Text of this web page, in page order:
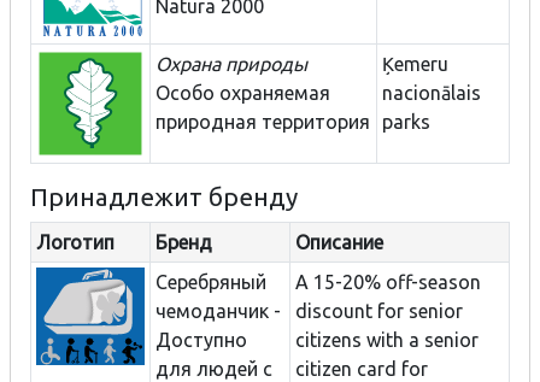
Natura 2000
Охрана природы
Особо охраняемая
природная территория
Ķemeru
nacionālais
parks
Принадлежит бренду
Логотип Бренд
Описание
Серебряный
чемоданчик -
Доступно
для людей с
A 15-20% off-season
discount for senior
citizens with a senior
citizen card for